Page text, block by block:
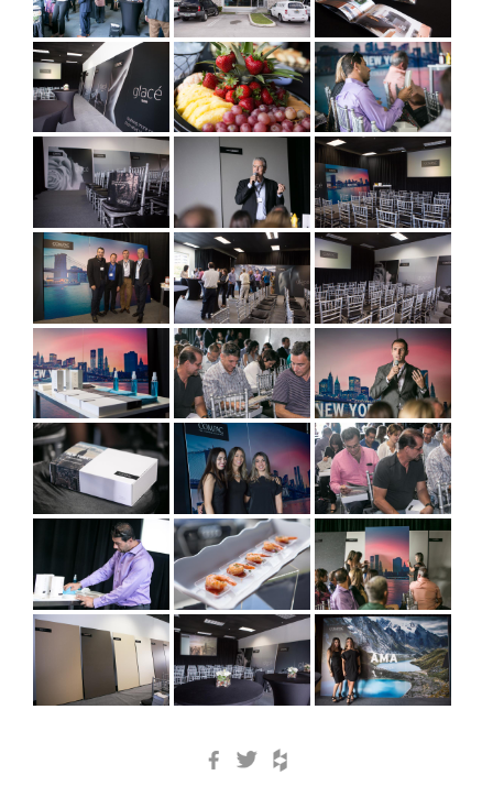
Facebook
Twitter